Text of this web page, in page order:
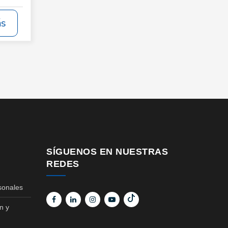
y
SÍGUENOS EN NUESTRAS
REDES